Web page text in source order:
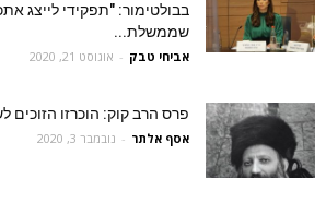
בבולטימור: "תפקידי לייצג
שממשלת...
אביחי טבק - אוגוסט 21, 2020
פרס הרב קוק: הוכרזו הזוכים
אסף אלתר - נובמבר 3, 2020